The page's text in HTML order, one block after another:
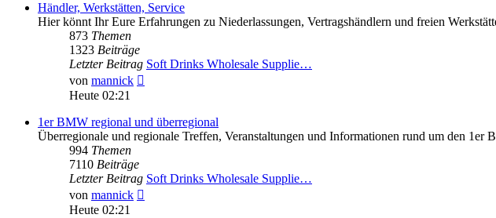
Händler, Werkstätten, Service
Hier könnt Ihr Eure Erfahrungen zu Niederlassungen, Vertragshändlern und freien
873 Themen
1323 Beiträge
Letzter Beitrag Soft Drinks Wholesale Supplie…
von mannick
Heute 02:21
1er BMW regional und überregional
Überregionale und regionale Treffen, Veranstaltungen und Informationen rund um den 1er
994 Themen
7110 Beiträge
Letzter Beitrag Soft Drinks Wholesale Supplie…
von mannick
Heute 02:21